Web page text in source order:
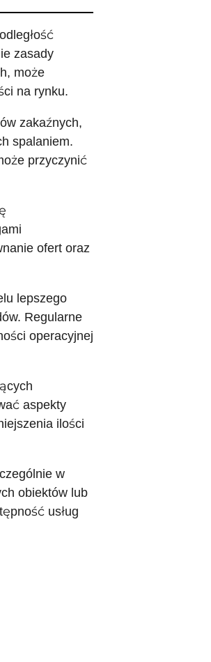
zasady
może
na rynku.
zakaźnych,
spalaniem.
przyczynić
ofert oraz
lepszego
Regularne
operacyjnej
aspekty
ilości
w
obiektów lub
usług